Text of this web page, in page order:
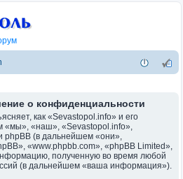
о конфиденциальности
как «Sevastopol.info» и его
«мы», «наш», «Sevastopol.info»,
phpBB (в дальнейшем «они»,
«www.phpbb.com», «phpBB Limited»,
полученную во время любой
(в дальнейшем «ваша информация»).